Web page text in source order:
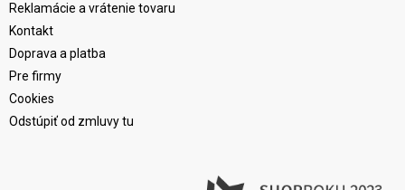
Reklamácie a vrátenie tovaru
Kontakt
Doprava a platba
Pre firmy
Cookies
Odstúpiť od zmluvy tu